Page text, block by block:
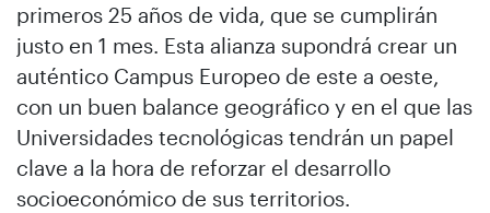
primeros 25 años de vida, que se cumplirán
justo en 1 mes. Esta alianza supondrá crear un
auténtico Campus Europeo de este a oeste,
con un buen balance geográfico y en el que las
Universidades tecnológicas tendrán un papel
clave a la hora de reforzar el desarrollo
socioeconómico de sus territorios.